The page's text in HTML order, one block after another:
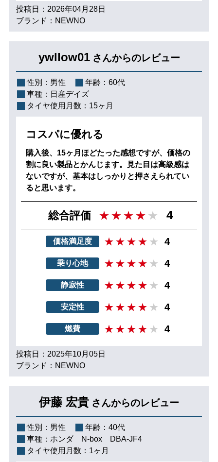
投稿日：2026年04月28日
ブランド：NEWNO
ywllow01 さんからのレビュー
性別： 男性 年齢： 60代
車種： 日産デイズ
タイヤ使用月数： 15ヶ月
コスパに優れる
購入後、15ヶ月ほどたった感想ですが、価格の
割に良い製品とかんじます。見た目は高級感は
ないですが、基本はしっかりと押さえられてい
ると思います。
総合評価 4
価格満足度 4
乗り心地 4
静寂性 4
安定性 4
燃費 4
投稿日：2025年10月05日
ブランド：NEWNO
伊藤 宏貴 さんからのレビュー
性別： 男性 年齢： 40代
車種： ホンダ N‐box DBA-JF4
タイヤ使用月数： 1ヶ月